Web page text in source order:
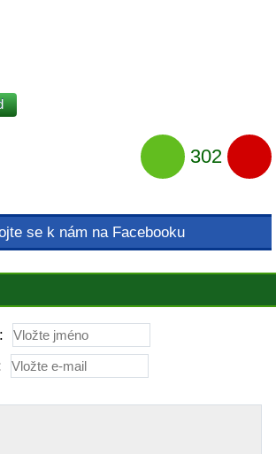
302
se k nám na Facebooku